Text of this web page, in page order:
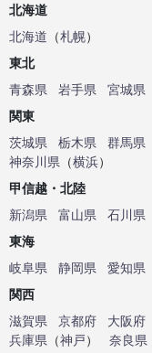
北海道
北海道 （札幌）
東北
青森県
岩手県 宮城県
関東
茨城県
栃木県 群馬県
神奈川県 （横浜）
甲信越・北陸
新潟県
富山県 石川県
東海
岐阜県
静岡県 愛知県
関西
滋賀県
京都府 大阪府
兵庫県 （神戸） 奈良県